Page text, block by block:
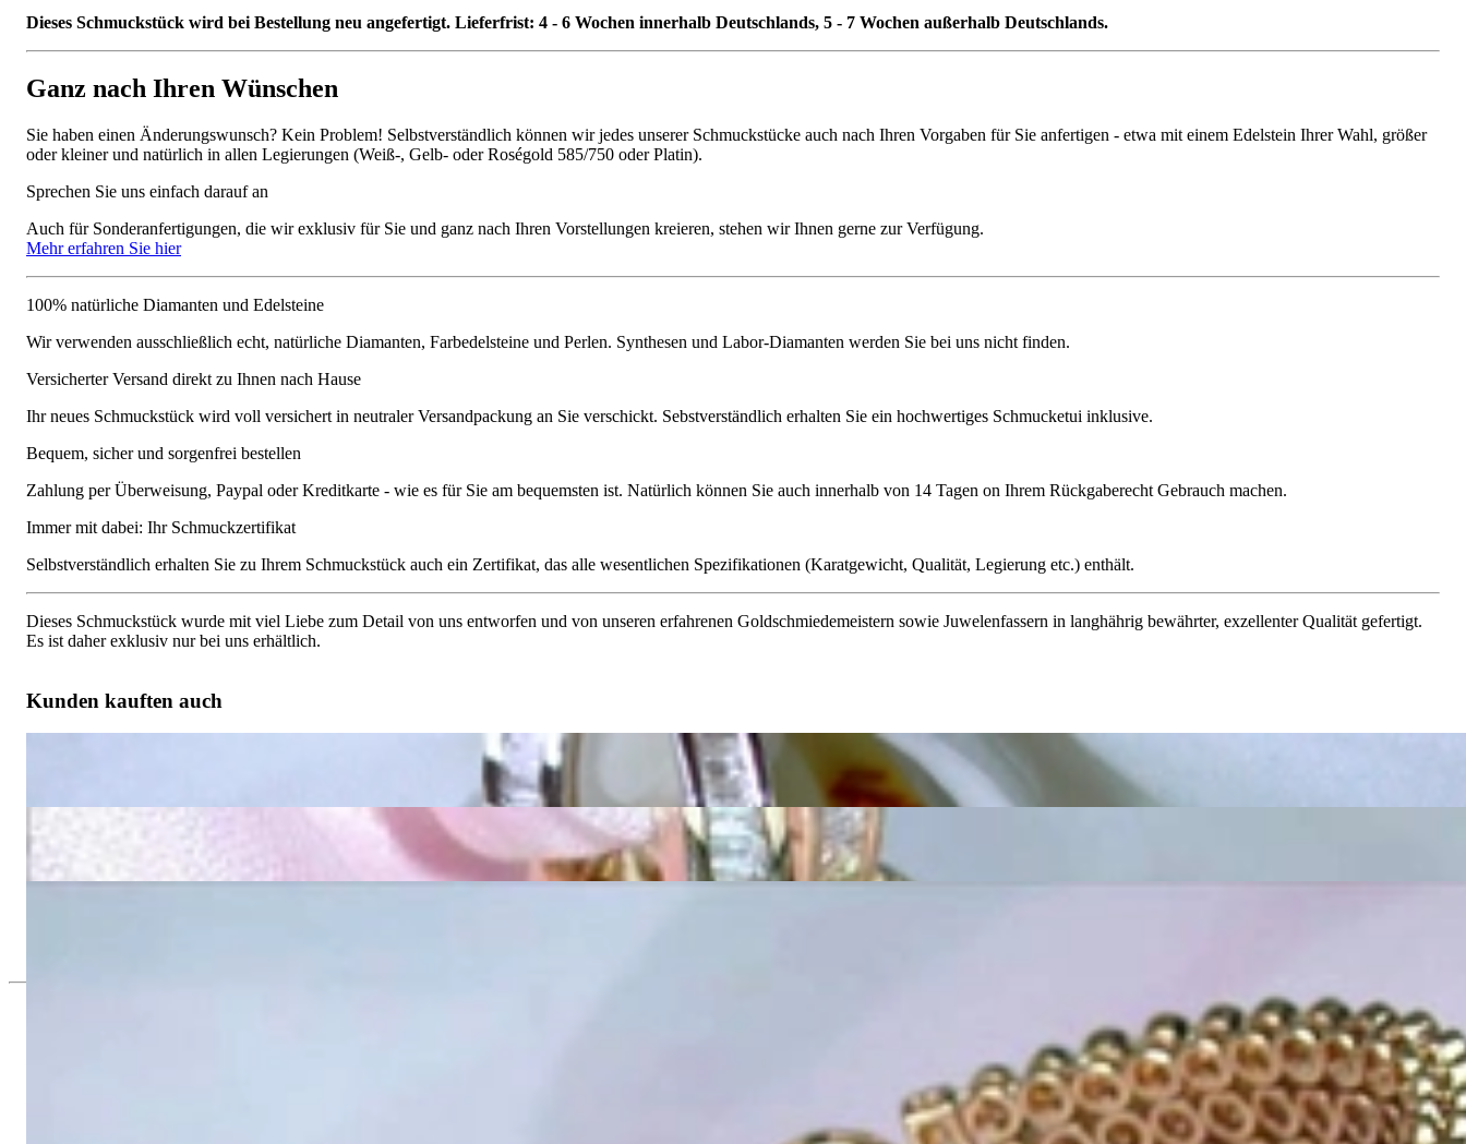
Dieses Schmuckstück wird bei Bestellung neu angefertigt. Lieferfrist: 4 - 6 Wochen innerhalb Deutschlands, 5 - 7 Wochen außerhalb Deutschlands.
Ganz nach Ihren Wünschen
Sie haben einen Änderungswunsch? Kein Problem! Selbstverständlich können wir jedes unserer Schmuckstücke auch nach Ihren Vorgaben für Sie anfertigen - etwa mit einem Edelstein Ihrer Wahl, größer
oder kleiner und natürlich in allen Legierungen (Weiß-, Gelb- oder Roségold 585/750 oder Platin).
Sprechen Sie uns einfach darauf an
Auch für Sonderanfertigungen, die wir exklusiv für Sie und ganz nach Ihren Vorstellungen kreieren, stehen wir Ihnen gerne zur Verfügung.
Mehr erfahren Sie hier
100% natürliche Diamanten und Edelsteine
Wir verwenden ausschließlich echt, natürliche Diamanten, Farbedelsteine und Perlen. Synthesen und Labor-Diamanten werden Sie bei uns nicht finden.
Versicherter Versand direkt zu Ihnen nach Hause
Ihr neues Schmuckstück wird voll versichert in neutraler Versandpackung an Sie verschickt. Sebstverständlich erhalten Sie ein hochwertiges Schmucketui inklusive.
Bequem, sicher und sorgenfrei bestellen
Zahlung per Überweisung, Paypal oder Kreditkarte - wie es für Sie am bequemsten ist. Natürlich können Sie auch innerhalb von 14 Tagen on Ihrem Rückgaberecht Gebrauch machen.
Immer mit dabei: Ihr Schmuckzertifikat
Selbstverständlich erhalten Sie zu Ihrem Schmuckstück auch ein Zertifikat, das alle wesentlichen Spezifikationen (Karatgewicht, Qualität, Legierung etc.) enthält.
Dieses Schmuckstück wurde mit viel Liebe zum Detail von uns entworfen und von unseren erfahrenen Goldschmiedemeistern sowie Juwelenfassern in langhährig bewährter, exzellenter Qualität gefertigt.
Es ist daher exklusiv nur bei uns erhältlich.
Kunden kauften auch
Stattliche Brillanten Ohrgehänge in Gelbgold 585
5.732,02 €
Hochwertiger Schmuck ist vor allem eine Frage des Vertrauens. Zugleich sollte er so einzigartig sein wie die Frau, die ihn trägt. Schmuck „von der Stange“ werden Sie daher bei uns ebenso wenig finden